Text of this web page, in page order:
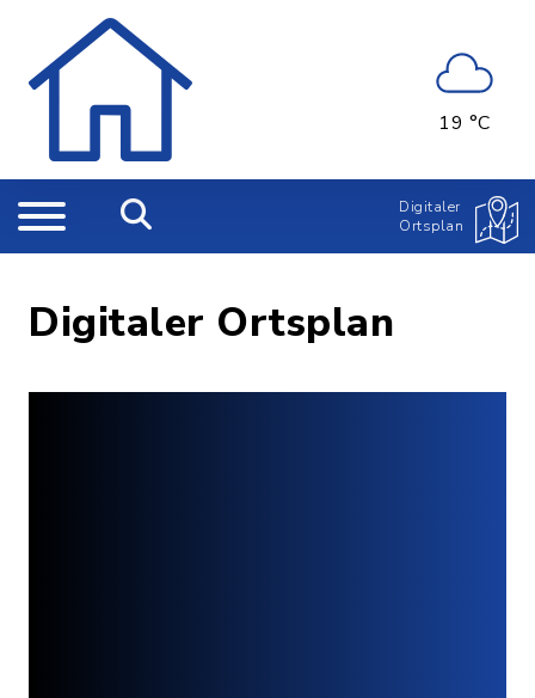
19 °C
Digitaler
Ortsplan
Digitaler Ortsplan